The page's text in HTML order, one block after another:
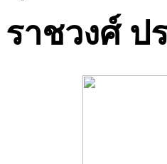
ราชวงศ์ ป